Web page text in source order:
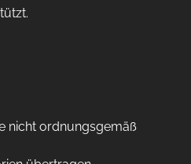
nicht ordnungsgemäß